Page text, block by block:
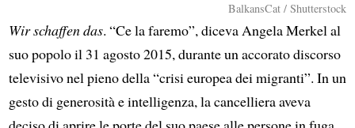
BalkansCat / Shutterstock
Wir schaffen das. “Ce la faremo”, diceva Angela Merkel al
suo popolo il 31 agosto 2015, durante un accorato discorso
televisivo nel pieno della “crisi europea dei migranti”. In un
gesto di generosità e intelligenza, la cancelliera aveva